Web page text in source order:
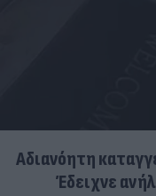
Αδιανόητη
Έδειχνε